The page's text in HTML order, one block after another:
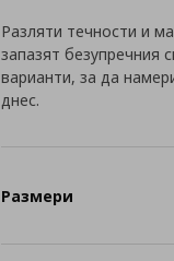
Разляти течности и
запазят
варианти, за да
днес.
Размери